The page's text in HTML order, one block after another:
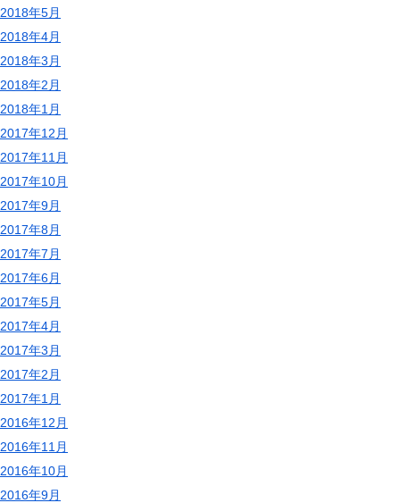
2018年5月
2018年4月
2018年3月
2018年2月
2018年1月
2017年12月
2017年11月
2017年10月
2017年9月
2017年8月
2017年7月
2017年6月
2017年5月
2017年4月
2017年3月
2017年2月
2017年1月
2016年12月
2016年11月
2016年10月
2016年9月